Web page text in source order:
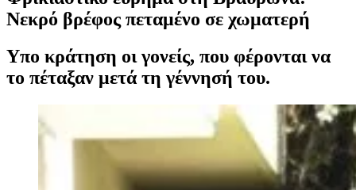
Νεκρό βρέφος πεταμένο σε χωματερή
Υπο κράτηση οι γονείς, που φέρονται να
το πέταξαν μετά τη γέννησή του.